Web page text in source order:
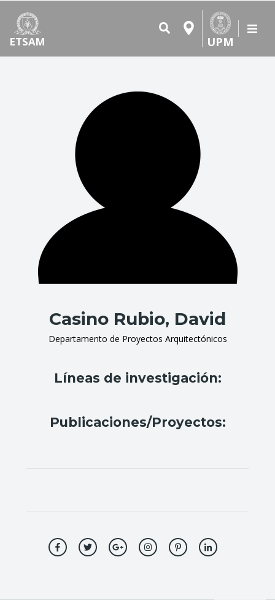
ETSAM UPM
Casino Rubio, David
Departamento de Proyectos Arquitectónicos
Líneas de investigación:
Publicaciones/Proyectos: